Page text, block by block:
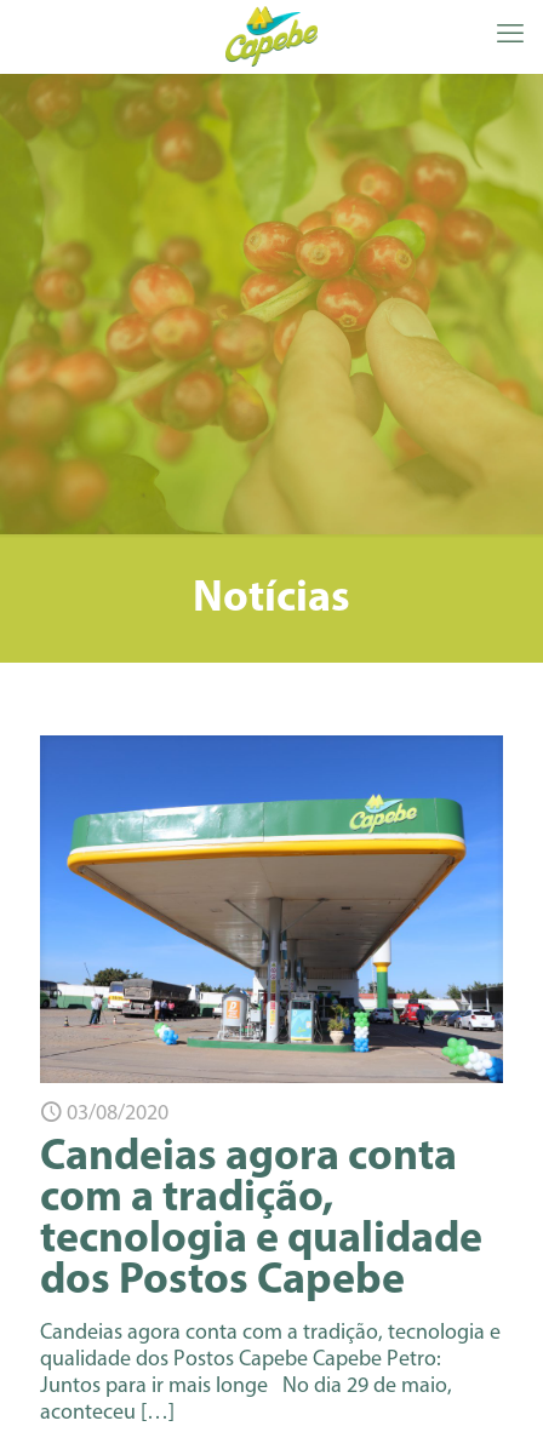
Notícias
03/08/2020
Candeias agora conta
com a tradição,
tecnologia e qualidade
dos Postos Capebe
Candeias agora conta com a tradição, tecnologia e
qualidade dos Postos Capebe Capebe Petro:
Juntos para ir mais longe No dia 29 de maio,
aconteceu […]